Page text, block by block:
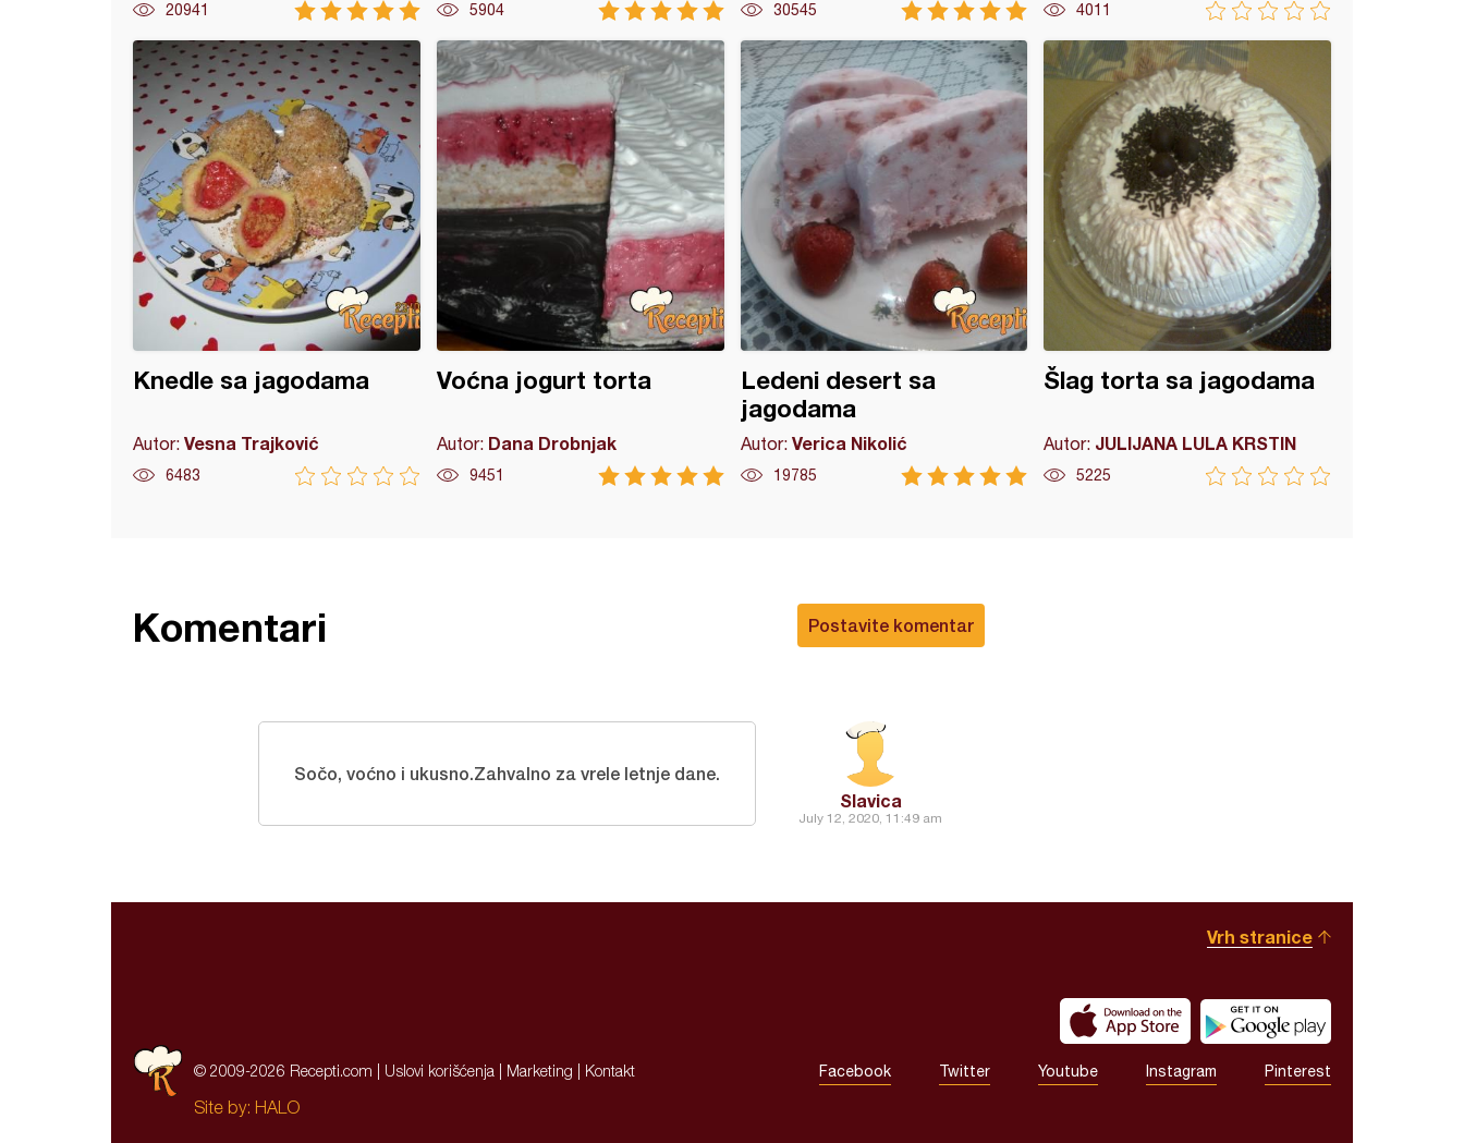
20941 5904 30545 4011
Knedle sa jagodama
Autor: Vesna Trajković
6483
Voćna jogurt torta
Autor: Dana Drobnjak
9451
Ledeni desert sa
jagodama
Autor: Verica Nikolić
19785
Šlag torta sa jagodama
Autor: JULIJANA LULA KRSTIN
5225
sa jagodama
Postavite komentar
Komentari
Slavica
July 12, 2020, 11:49 am
Sočo, voćno i ukusno.Zahvalno za vrele letnje dane.
Vrh stranice
© 2009-2026 Recepti.com | Uslovi korišćenja Marketing Kontakt Facebook Twitter Youtube Instagram Pinterest
Site by: HALO